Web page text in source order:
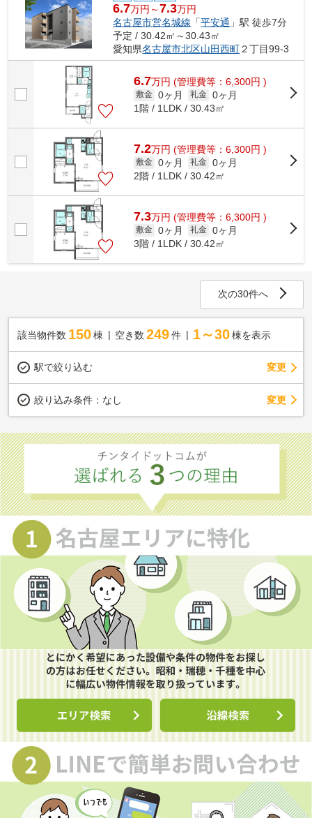
6.7万円～7.3万円
名古屋市営名城線 「平安通 」駅 徒歩7分
予定 / 30.42㎡～30.43㎡
愛知県名古屋市北区山田西町２丁目99-3
6.7万円 (管理費等：6,300円 )
敷金 0ヶ月 礼金 0ヶ月
1階 / 1LDK / 30.43㎡
7.2万円 (管理費等：6,300円 )
敷金 0ヶ月 礼金 0ヶ月
2階 / 1LDK / 30.42㎡
7.3万円 (管理費等：6,300円 )
敷金 0ヶ月 礼金 0ヶ月
3階 / 1LDK / 30.42㎡
次の30件へ
該当物件数 150棟 空き数 249 件 1～30 棟を表示
駅で絞り込む 変更
絞り込み条件： なし 変更